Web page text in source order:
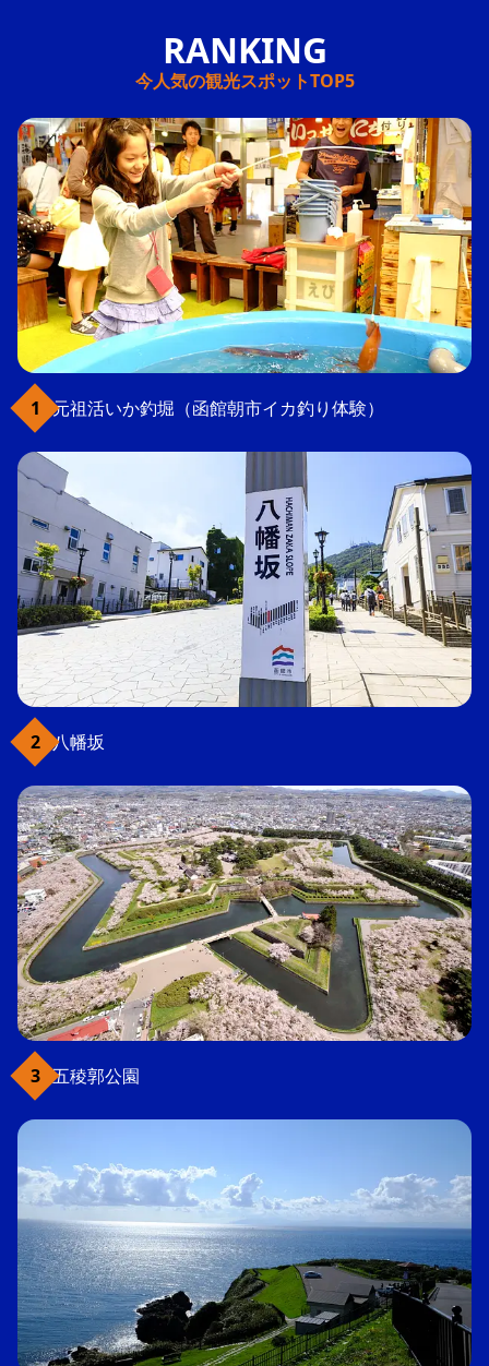
今人気の観光スポットTOP5
元祖活いか釣堀（函館朝市イカ釣り体験）
八幡坂
五稜郭公園